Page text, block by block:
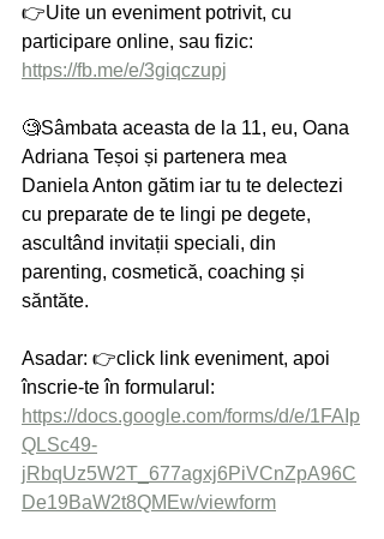
👉Uite un eveniment potrivit, cu
participare online, sau fizic:
https://fb.me/e/3giqczupj
🧐Sâmbata aceasta de la 11, eu, Oana
Adriana Teșoi și partenera mea
Daniela Anton gătim iar tu te delectezi
cu preparate de te lingi pe degete,
ascultând invitații speciali, din
parenting, cosmetică, coaching și
săntăte.
Asadar: 👉click link eveniment, apoi
înscrie-te în formularul:
https://docs.google.com/forms/d/e/1FAIp
QLSc49-
jRbqUz5W2T_677agxj6PiVCnZpA96C
De19BaW2t8QMEw/viewform